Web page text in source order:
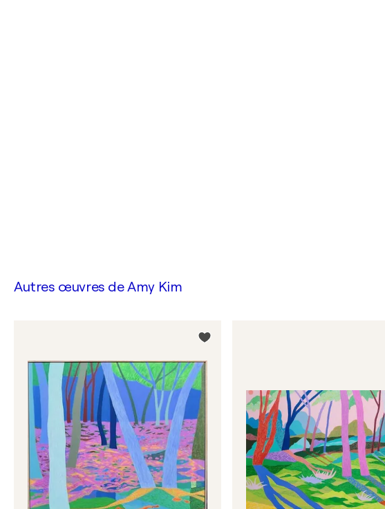
Autres œuvres deAmy Kim